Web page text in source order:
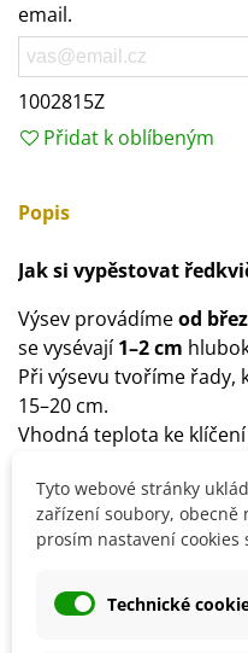
email.
1002815Z
Přidat k oblíbeným
Popis
Jak si vypěstovat
Výsev provádímeod
se vysévají1–2 cm
Při výsevu tvoříme řady,
15–20 cm.
Vhodná teplota ke
Stanoviště by mělo být
lehkou půdou
Důležitá je pravidelná a
Tyto webové stránky
zařízení soubory, obecně
prosím nastavení
Technické